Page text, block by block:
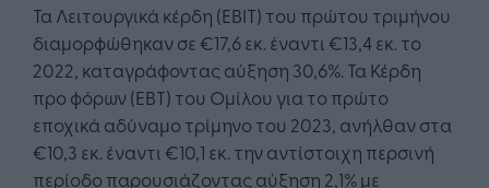
Τα Λειτουργικά κέρδη (ΕΒΙΤ) του πρώτου τριμήνου
διαμορφώθηκαν σε €17,6 εκ. έναντι €13,4 εκ. το
2022, καταγράφοντας αύξηση 30,6%. Τα Κέρδη
προ φόρων (ΕBT) του Ομίλου για το πρώτο
εποχικά αδύναμο τρίμηνο του 2023, ανήλθαν στα
€10,3 εκ. έναντι €10,1 εκ. την αντίστοιχη περσινή
περίοδο παρουσιάζοντας αύξηση 2,1% με